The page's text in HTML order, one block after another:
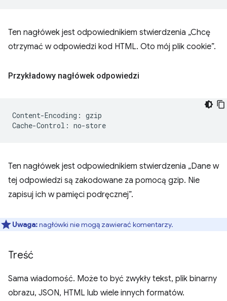
Ten nagłówek jest odpowiednikiem stwierdzenia „Chcę
otrzymać w odpowiedzi kod HTML. Oto mój plik cookie”.
Przykładowy nagłówek odpowiedzi
Content-Encoding: gzip
Ten nagłówek jest odpowiednikiem stwierdzenia „Dane w
tej odpowiedzi są zakodowane za pomocą gzip. Nie
zapisuj ich w pamięci podręcznej”.
Uwaga:nagłówki nie mogą zawierać komentarzy.
Treść
Sama wiadomość. Może to być zwykły tekst, plik binarny
obrazu, JSON, HTML lub wiele innych formatów.